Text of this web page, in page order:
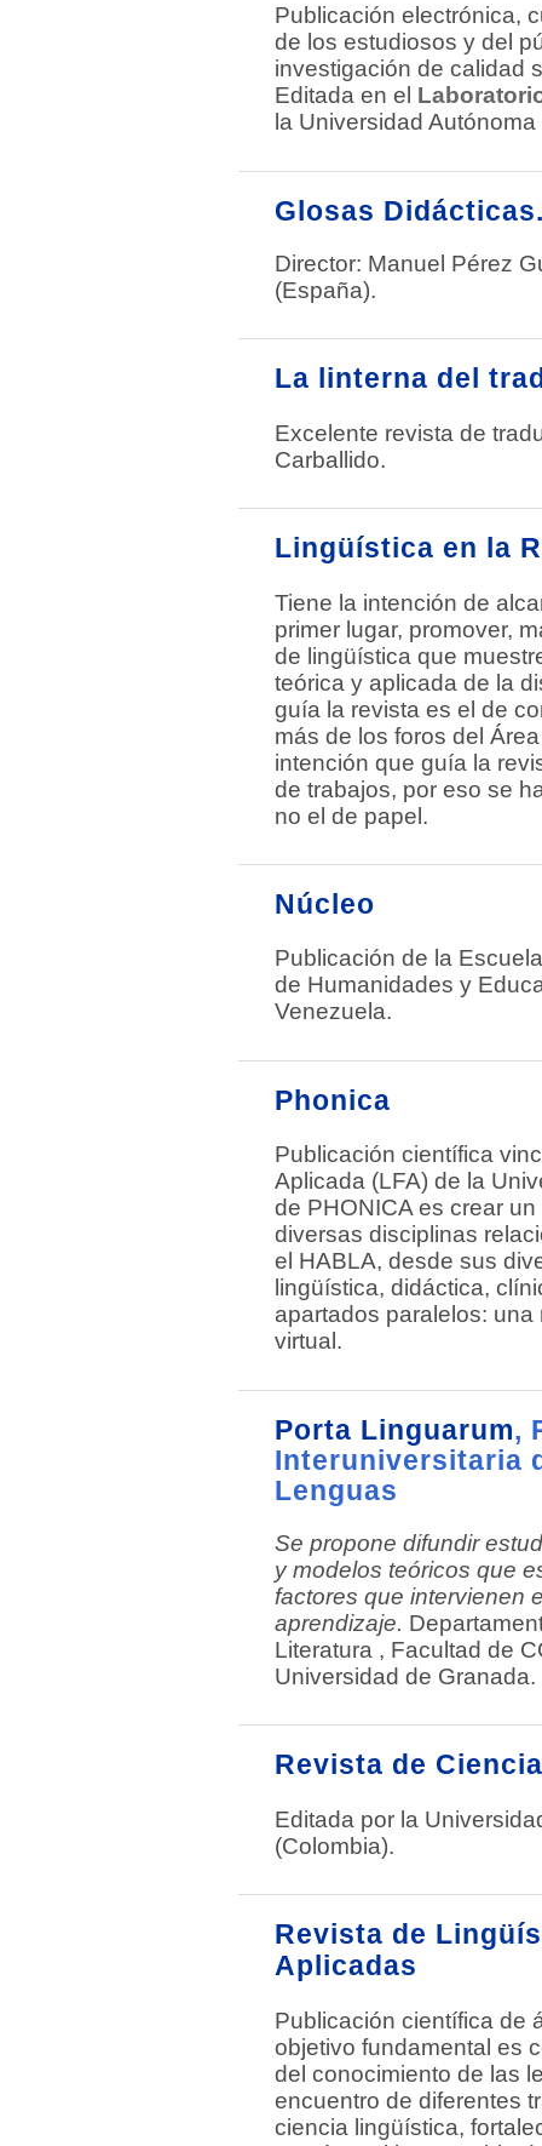
Publicación electrónica,
de los estudiosos y del
investigación de calidad
Editada en el
la Universidad
Glosas
Director: Manuel Pérez
(España).
La linterna del
Excelente revista de
Carballido.
Lingüística en la
Tiene la intención de
primer lugar, promover,
de lingüística que
teórica y aplicada de la
guía la revista es el de
más de los foros del
intención que guía la
de trabajos, por eso se
no el de papel.
Núcleo
Publicación de la
de Humanidades y
Venezuela.
Phonica
Publicación científica
Aplicada (LFA) de la
de PHONICA es crear
diversas disciplinas
el HABLA, desde sus
lingüística, didáctica,
apartados paralelos:
virtual.
Porta Linguarum,
Interuniversitaria
Lenguas
Se propone difundir
y modelos teóricos que
factores que intervienen
aprendizaje.
Literatura , Facultad de
Universidad de Granada.
Revista de
Editada por la
(Colombia).
Revista de
Aplicadas
Publicación científica de
objetivo fundamental es
del conocimiento de las
encuentro de diferentes
ciencia lingüística,